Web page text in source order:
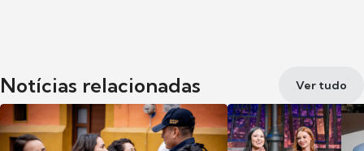
Notícias relacionadas Ver tudo